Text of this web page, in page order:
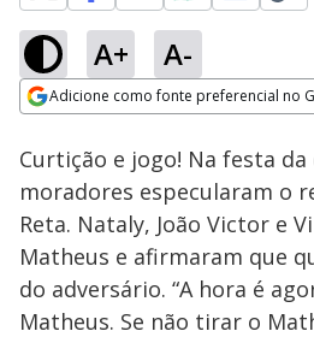
A+ A-
Adicione como fonte preferencial no
Ativar
Loaded:
12.47%
Curtição e jogo! Na festa
moradores especularam o
Reta. Nataly, João Victor e
Matheus e afirmaram que
do adversário. “A hora é
Matheus. Se não tirar o